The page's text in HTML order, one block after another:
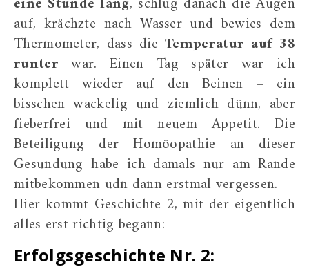
auf, krächzte nach Wasser und bewies dem
Thermometer, dass dieTemperatur auf 38
runter war. Einen Tag später war ich
komplett wieder auf den Beinen – ein
bisschen wackelig und ziemlich dünn, aber
fieberfrei und mit neuem Appetit. Die
Beteiligung der Homöopathie an dieser
Gesundung habe ich damals nur am Rande
mitbekommen udn dann erstmal vergessen.
Hier kommt Geschichte 2, mit der eigentlich
alles erst richtig begann:
Erfolgsgeschichte Nr. 2: